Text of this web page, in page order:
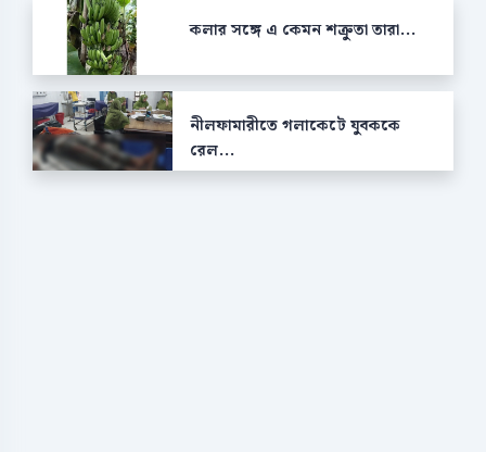
কলার সঙ্গে এ কেমন শক্রুতা তারা...
নীলফামারীতে গলাকেটে যুবককে
রেল...